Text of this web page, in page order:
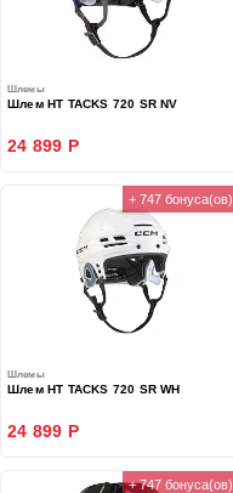
Шлемы
Шлем HT TACKS 720 SR NV
24 899 Р
+ 747 бонуса(ов)
Шлемы
Шлем HT TACKS 720 SR WH
24 899 Р
+ 747 бонуса(ов)